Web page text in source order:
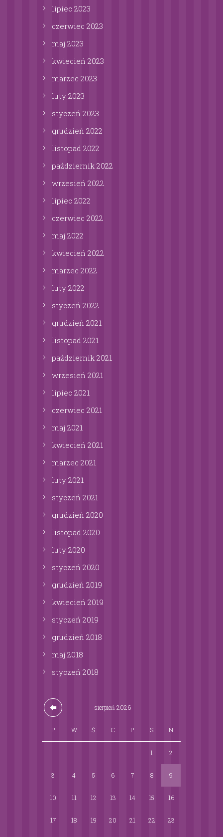
lipiec 2023
czerwiec 2023
maj 2023
kwiecień 2023
marzec 2023
luty 2023
styczeń 2023
grudzień 2022
listopad 2022
październik 2022
wrzesień 2022
lipiec 2022
czerwiec 2022
maj 2022
kwiecień 2022
marzec 2022
luty 2022
styczeń 2022
grudzień 2021
listopad 2021
październik 2021
wrzesień 2021
lipiec 2021
czerwiec 2021
maj 2021
kwiecień 2021
marzec 2021
luty 2021
styczeń 2021
grudzień 2020
listopad 2020
luty 2020
styczeń 2020
grudzień 2019
kwiecień 2019
styczeń 2019
grudzień 2018
maj 2018
styczeń 2018
sierpień 2026
P W Ś C P S N
1 2
3 4 5 6 7 8 9
10 11 12 13 14 15 16
17 18 19 20 21 22 23